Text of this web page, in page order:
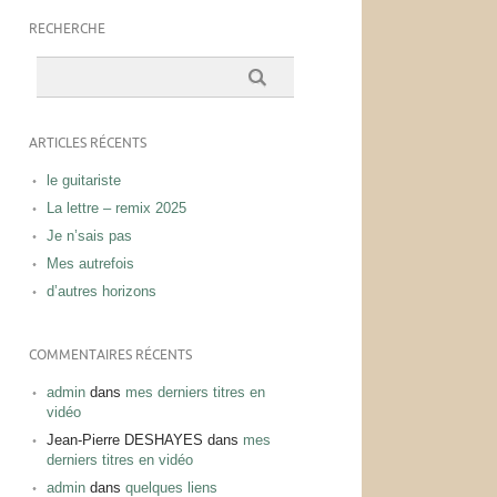
RECHERCHE
ARTICLES RÉCENTS
le guitariste
La lettre – remix 2025
Je n’sais pas
Mes autrefois
d’autres horizons
COMMENTAIRES RÉCENTS
admindans mes derniers titres en
vidéo
Jean-Pierre DESHAYES dans mes
derniers titres en vidéo
admindans quelques liens